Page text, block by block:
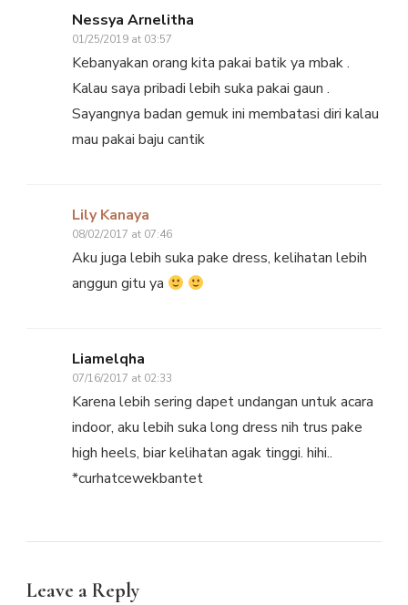
Nessya Arnelitha
01/25/2019 at 03:57
Kebanyakan orang kita pakai batik ya mbak .
Kalau saya pribadi lebih suka pakai gaun .
Sayangnya badan gemuk ini membatasi diri kalau
mau pakai baju cantik
Lily Kanaya
08/02/2017 at 07:46
Aku juga lebih suka pake dress, kelihatan lebih
anggun gitu ya
Liamelqha
07/16/2017 at 02:33
Karena lebih sering dapet undangan untuk acara
indoor, aku lebih suka long dress nih trus pake
high heels, biar kelihatan agak tinggi. hihi..
*curhatcewekbantet
Leave a Reply